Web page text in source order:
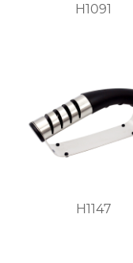
H1091
H1147